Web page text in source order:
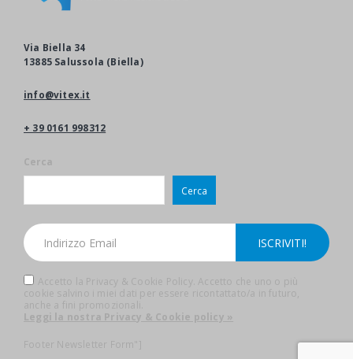
Via Biella 34
13885 Salussola (Biella)
info@vitex.it
+ 39 0161 998312
Cerca
Cerca
Accetto la Privacy & Cookie Policy. Accetto che uno o più
cookie salvino i miei dati per essere ricontattato/a in futuro,
anche a fini promozionali.
Leggi la nostra Privacy & Cookie policy »
Footer Newsletter Form"]